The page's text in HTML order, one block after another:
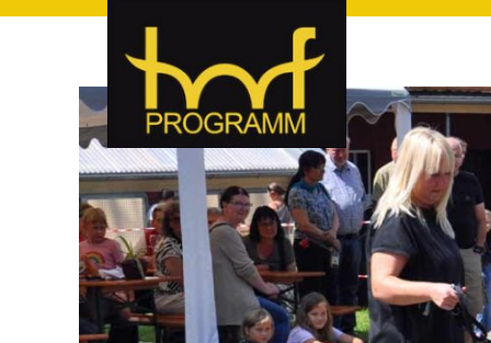
hof-programm – das
hof-programm – das Veranstaltungsportal für Hof und